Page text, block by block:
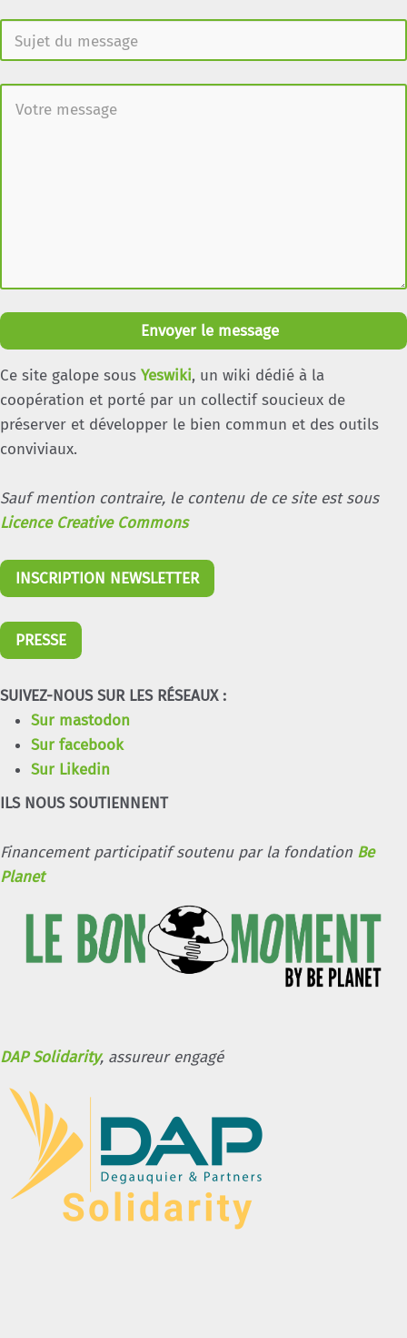
Envoyer le message
Ce site galope sous Yeswiki, un wiki dédié à la
coopération et porté par un collectif soucieux de
préserver et développer le bien commun et des outils
conviviaux.
Sauf mention contraire, le contenu de ce site est sous
Licence Creative Commons
INSCRIPTION NEWSLETTER
PRESSE
SUIVEZ-NOUS SUR LES RÉSEAUX :
Sur mastodon
Sur facebook
Sur Likedin
ILS NOUS SOUTIENNENT
Financement participatif soutenu par la fondation Be
Planet
DAP Solidarity, assureur engagé